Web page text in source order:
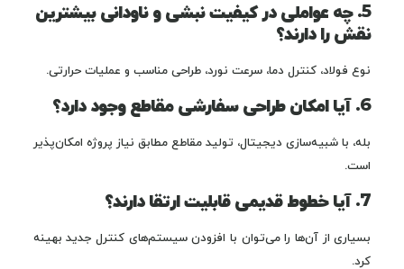
5. چه عواملی در کیفیت نبشی و ناودانی بیشترین
نقش را دارند؟
نوع فولاد، کنترل دما، سرعت نورد، طراحی مناسب و عملیات حرارتی.
6. آیا امکان طراحی سفارشی مقاطع وجود دارد؟
بله، با شبیه‌سازی دیجیتال، تولید مقاطع مطابق نیاز پروژه امکان‌پذیر
است.
7. آیا خطوط قدیمی قابلیت ارتقا دارند؟
بسیاری از آن‌ها را می‌توان با افزودن سیستم‌های کنترل جدید بهینه
کرد.